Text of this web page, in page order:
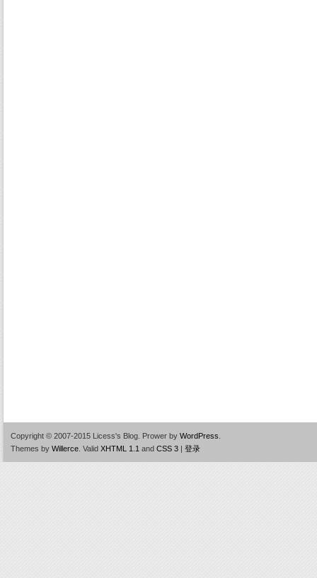
Copyright © 2007-2015 Licess's Blog. Prower by WordPress
Themes by Willerce Valid XHTML 1.1 and CSS 3 | 登录